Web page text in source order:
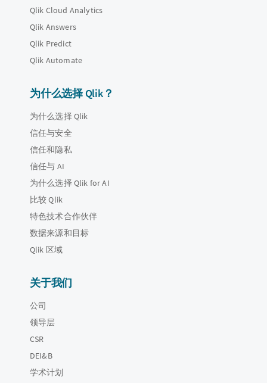
Qlik Cloud Analytics
Qlik Answers
Qlik Predict
Qlik Automate
为什么选择 Qlik？
为什么选择 Qlik
信任与安全
信任和隐私
信任与 AI
为什么选择 Qlik for AI
比较 Qlik
特色技术合作伙伴
数据来源和目标
Qlik 区域
关于我们
公司
领导层
CSR
DEI&B
学术计划